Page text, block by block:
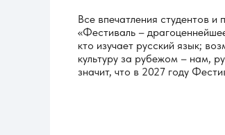
Все впечатления студентов
«Фестиваль –
кто изучает русский язык;
культуру за рубежом – нам,
значит, что в 2027 году